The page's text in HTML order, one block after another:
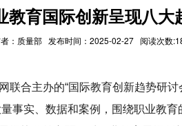
教育国际创新呈现八大
者：质量部 发布时间：2025-02-27 阅读次数
联合主办的“国际教育创新趋势研
事实、数据和案例，围绕职业教